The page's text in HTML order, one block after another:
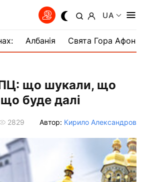
UA
Албанія Свята Гора Афон
що шукали, що
буде далі
2829 Автор: Кирило Александров